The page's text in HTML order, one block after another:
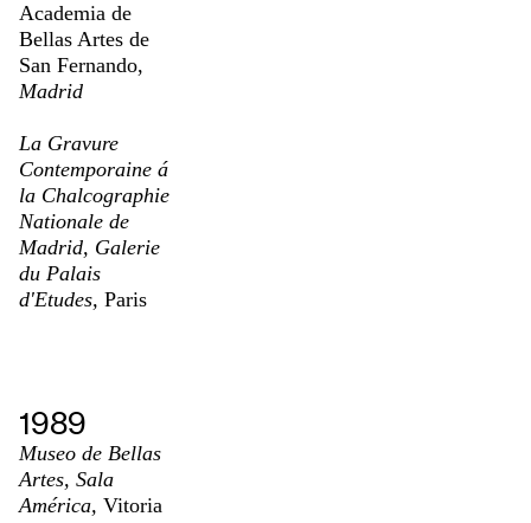
Academia de
Bellas Artes de
San Fernando,
Madrid
La Gravure
Contemporaine á
la Chalcographie
Nationale de
Madrid, Galerie
du Palais
d'Etudes, Paris
1989
Museo de Bellas
Artes, Sala
América, Vitoria